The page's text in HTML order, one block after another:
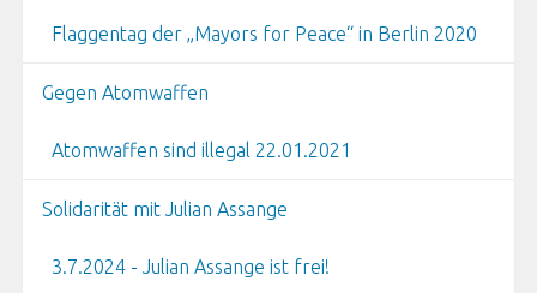
Flaggentag der „Mayors for Peace“ in Berlin 2020
Gegen Atomwaffen
Atomwaffen sind illegal 22.01.2021
Solidarität mit Julian Assange
3.7.2024 - Julian Assange ist frei!